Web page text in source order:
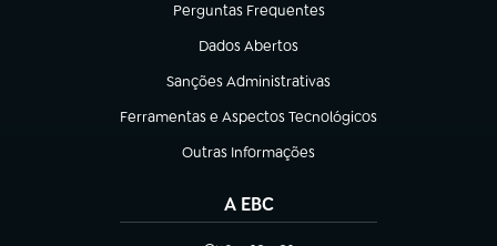
Perguntas Frequentes
(abre em nova aba)
Dados Abertos
(abre em nova aba)
Sanções Administrativas
(abre em nova aba)
Ferramentas e Aspectos Tecnológicos
(abre em nova aba)
Outras Informações
(abre em nova aba)
A EBC